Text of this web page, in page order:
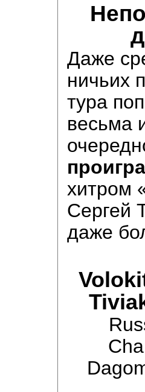
Даже
ничьих
тура
весьма
хитром
Сергей
даже